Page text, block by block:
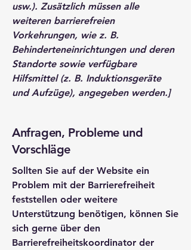
usw.). Zusätzlich müssen alle
weiteren barrierefreien
Vorkehrungen, wie z. B.
Behinderteneinrichtungen und deren
Standorte sowie verfügbare
Hilfsmittel (z. B. Induktionsgeräte
und Aufzüge), angegeben werden.]
Anfragen, Probleme und
Vorschläge
Sollten Sie auf der Website ein
Problem mit der Barrierefreiheit
feststellen oder weitere
Unterstützung benötigen, können Sie
sich gerne über den
Barrierefreiheitskoordinator der